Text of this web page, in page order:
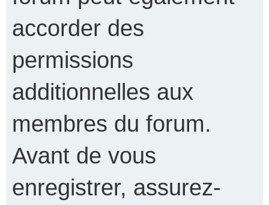
accorder des
permissions
additionnelles aux
membres du forum.
Avant de vous
enregistrer, assurez-